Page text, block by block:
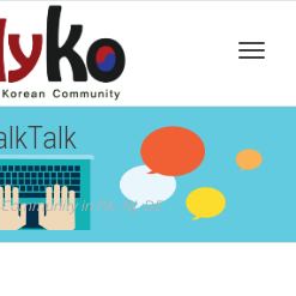
in PA, NJ, DE